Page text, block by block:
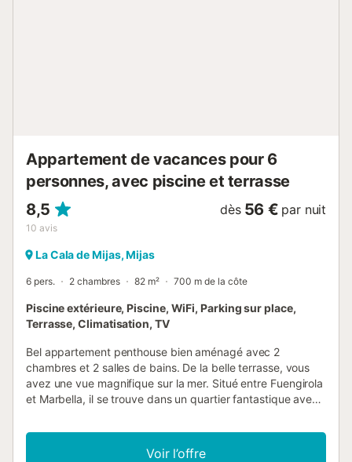
Appartement de vacances pour 6
personnes, avec piscine et terrasse
8,5
10 avis
dès 56 € par nuit
La Cala de Mijas, Mijas
6 pers. 2 chambres 82 m² 700 m de la côte
Piscine extérieure, Piscine, WiFi, Parking sur place,
Terrasse, Climatisation, TV
Bel appartement penthouse bien aménagé avec 2
chambres et 2 salles de bains. De la belle terrasse, vous
avez une vue magnifique sur la mer. Situé entre Fuengirola
et Marbella, il se trouve dans un quartier fantastique avec
enfants avec des chaises longues. Les magasins, les
restaurants et même la plage sont à proximité....
Voir l’offre